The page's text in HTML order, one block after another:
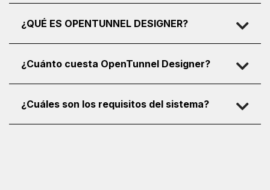
¿QUÉ ES OPENTUNNEL DESIGNER?
¿Cuánto cuesta OpenTunnel Designer?
¿Cuáles son los requisitos del sistema?